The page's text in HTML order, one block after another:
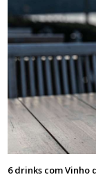
6 drinks com